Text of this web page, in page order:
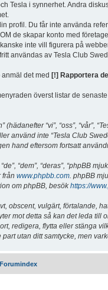
Tesla i synnerhet. Andra
profil. Du får inte använda
de skapar konto med
inte vill figurera på
användas av Tesla Club
anmäl det med [!] Rapportera
överst listar de
(hädanefter “vi”, “oss”,
använd inte “Tesla Club
hand eftersom fortsatt
“dem”, “deras”, “phpBB
från www.phpbb.com. phpBB
om phpBB, besökhttps://
obscent, vulgärt, förtalande,
mot detta så kan det leda
redigera, flytta eller stänga
utan ditt samtycke, men
Forumindex